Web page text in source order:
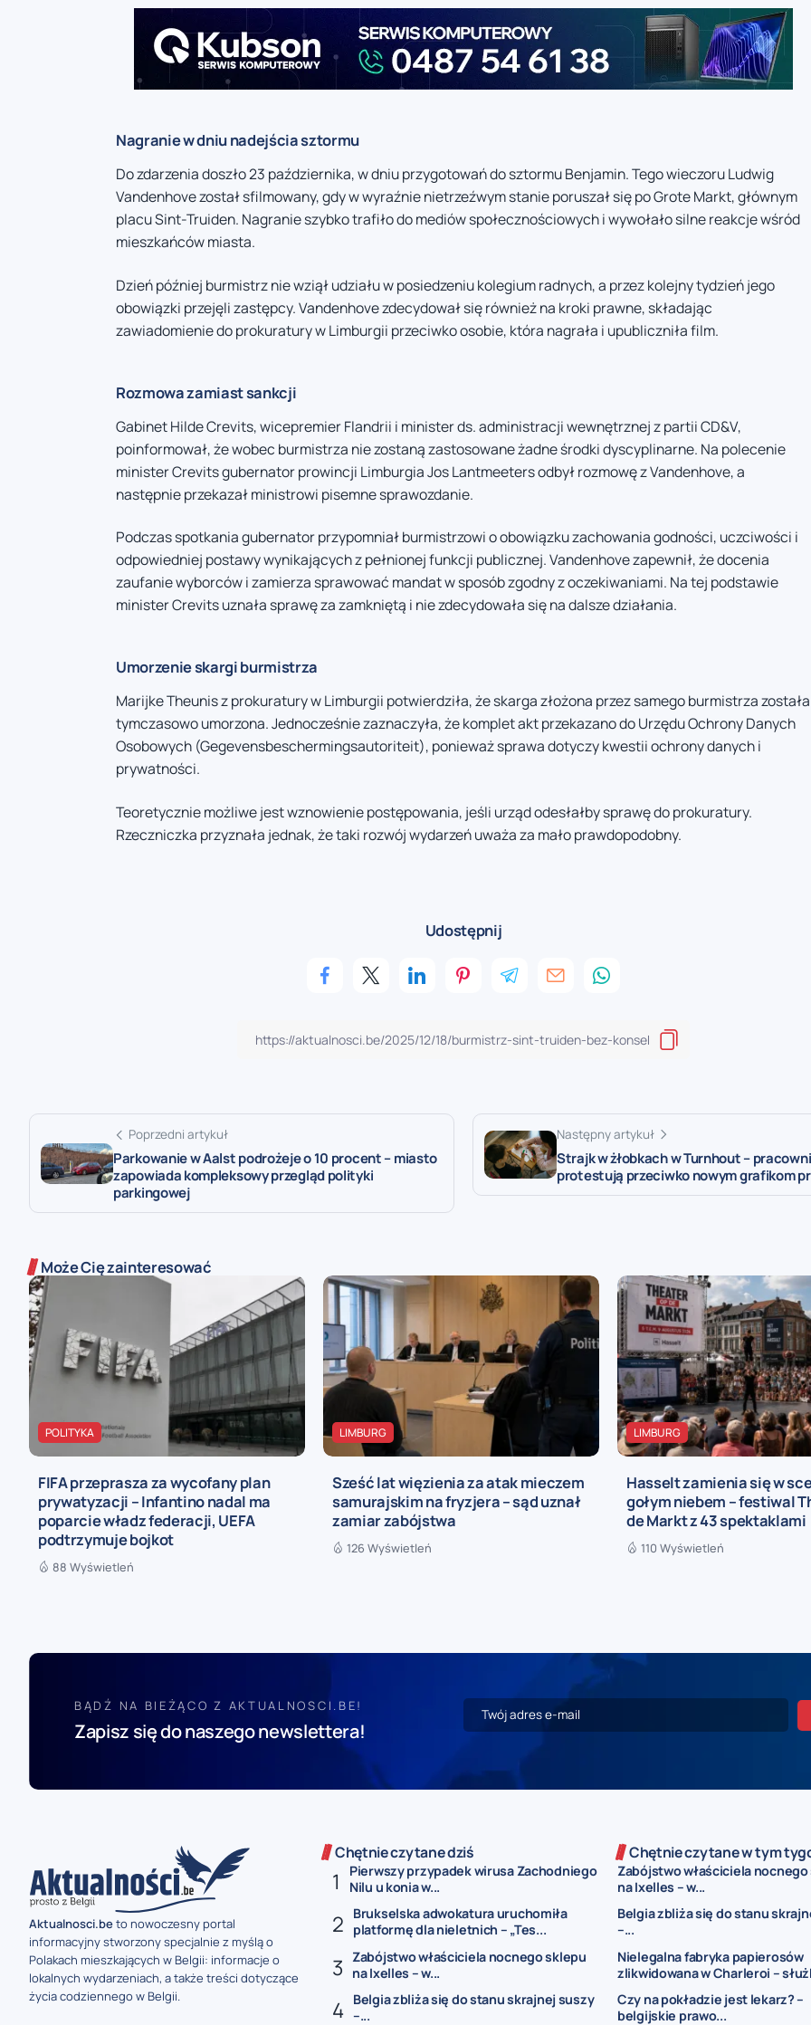
Nagranie w dniu nadejścia sztormu
Do zdarzenia doszło 23 października, w dniu przygotowań do sztormu Benjamin. Tego wieczoru Ludwig
Vandenhove został sfilmowany, gdy w wyraźnie nietrzeźwym stanie poruszał się po Grote Markt, głównym
placu Sint-Truiden. Nagranie szybko trafiło do mediów społecznościowych i wywołało silne reakcje wśród
mieszkańców miasta.
Dzień później burmistrz nie wziął udziału w posiedzeniu kolegium radnych, a przez kolejny tydzień jego
obowiązki przejęli zastępcy. Vandenhove zdecydował się również na kroki prawne, składając
zawiadomienie do prokuratury w Limburgii przeciwko osobie, która nagrała i upubliczniła film.
Rozmowa zamiast sankcji
Gabinet Hilde Crevits, wicepremier Flandrii i minister ds. administracji wewnętrznej z partii CD&V,
poinformował, że wobec burmistrza nie zostaną zastosowane żadne środki dyscyplinarne. Na polecenie
minister Crevits gubernator prowincji Limburgia Jos Lantmeeters odbył rozmowę z Vandenhove, a
następnie przekazał ministrowi pisemne sprawozdanie.
Podczas spotkania gubernator przypomniał burmistrzowi o obowiązku zachowania godności, uczciwości i
odpowiedniej postawy wynikających z pełnionej funkcji publicznej. Vandenhove zapewnił, że docenia
zaufanie wyborców i zamierza sprawować mandat w sposób zgodny z oczekiwaniami. Na tej podstawie
minister Crevits uznała sprawę za zamkniętą i nie zdecydowała się na dalsze działania.
Umorzenie skargi burmistrza
Marijke Theunis z prokuratury w Limburgii potwierdziła, że skarga złożona przez samego burmistrza została
tymczasowo umorzona. Jednocześnie zaznaczyła, że komplet akt przekazano do Urzędu Ochrony Danych
Osobowych (Gegevensbeschermingsautoriteit), ponieważ sprawa dotyczy kwestii ochrony danych i
prywatności.
Teoretycznie możliwe jest wznowienie postępowania, jeśli urząd odesłałby sprawę do prokuratury.
Rzeczniczka przyznała jednak, że taki rozwój wydarzeń uważa za mało prawdopodobny.
Udostępnij
Poprzedni artykuł
Parkowanie w Aalst podrożeje o 10 procent – miasto
zapowiada kompleksowy przegląd polityki
parkingowej
Następny artykuł
Strajk w żłobkach w Turnhout –
protestują przeciwko nowym grafikom
Może Cię zainteresować
POLITYKA
FIFA przeprasza za wycofany plan
prywatyzacji – Infantino nadal ma
poparcie władz federacji, UEFA
podtrzymuje bojkot
88 Wyświetleń
LIMBURG
Sześć lat więzienia za atak mieczem
samurajskim na fryzjera – sąd uznał
zamiar zabójstwa
126 Wyświetleń
LIMBURG
Hasselt zamienia się w
gołym niebem – festiwal
de Markt z 43 spektaklami
110 Wyświetleń
BĄDŹ NA BIEŻĄCO Z AKTUALNOSCI.BE!
Zapisz się do naszego newslettera!
Aktualnosci.beto nowoczesny portal
informacyjny stworzony specjalnie z myślą o
Polakach mieszkających w Belgii: informacje o
lokalnych wydarzeniach, a także treści dotyczące
życia codziennego w Belgii.
Chętnie czytane dziś
Pierwszy przypadek wirusa Zachodniego
Nilu u konia w...
Brukselska adwokatura uruchomiła
platformę dla nieletnich – „Tes...
Zabójstwo właściciela nocnego sklepu
na Ixelles – w...
Belgia zbliża się do stanu skrajnej suszy
–...
Chętnie czytane w tym
Zabójstwo właściciela
na Ixelles – w...
Belgia zbliża się do stanu
–...
Nielegalna fabryka papierosów
zlikwidowana w Charleroi –
Czy na pokładzie jest lekarz? –
belgijskie prawo...